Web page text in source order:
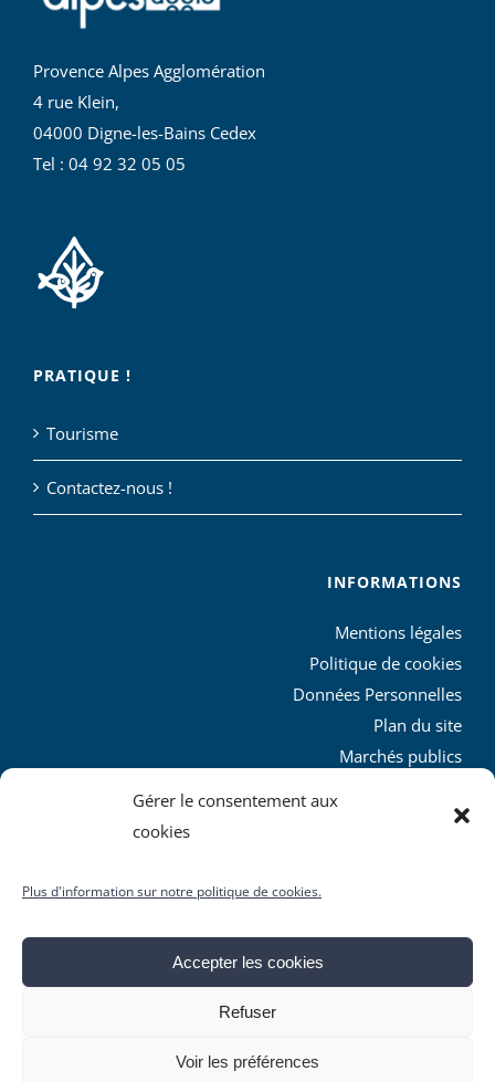
Gérer le consentement aux
cookies
Plus d'information sur notre politique de cookies.
Accepter les cookies
Refuser
Voir les préférences
Provence Alpes Agglomération
4 rue Klein,
04000 Digne-les-Bains Cedex
Tel : 04 92 32 05 05
PRATIQUE !
Tourisme
Contactez-nous !
INFORMATIONS
Mentions légales
Politique de cookies
Données Personnelles
Plan du site
Marchés publics
L’agglo recrute
réservés
Facebook
X YouTubeInstagram